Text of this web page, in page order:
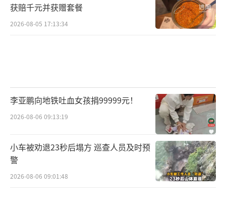
获赔千元并获赠套餐
2026-08-05 17:13:34
李亚鹏向地铁吐血女孩捐99999元！
2026-08-06 09:13:19
小车被劝退23秒后塌方 巡查人员及时预
警
2026-08-06 09:01:48